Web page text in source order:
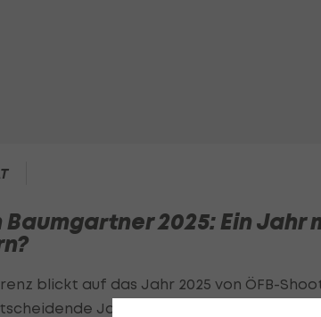
2025: Ein Jahr
blickt auf das Jahr 2025 von ÖFB-
Jahr werden.